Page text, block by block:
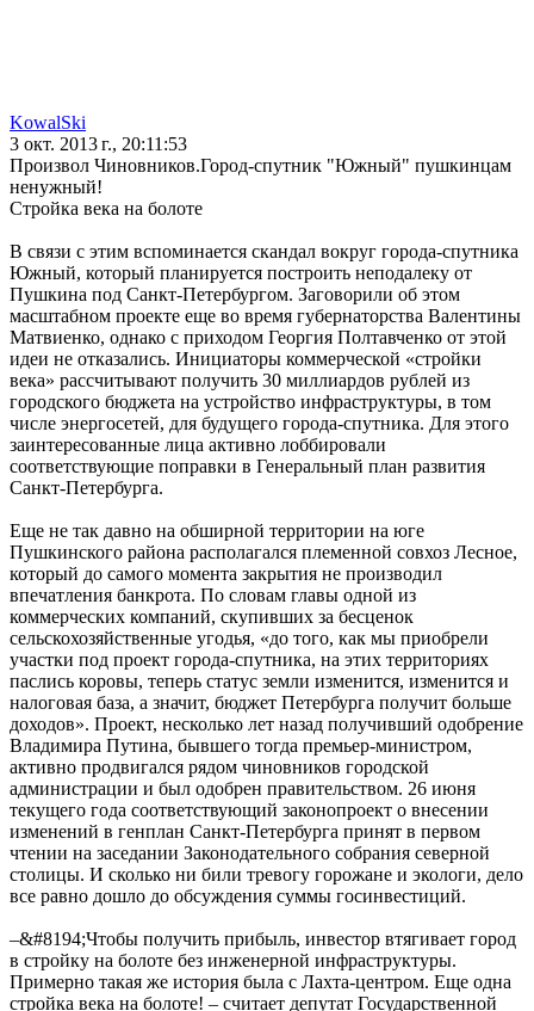
KowalSki
3 окт. 2013 г., 20:11:53
Произвол Чиновников.Город-спутник "Южный" пушкинцам
ненужный!
Стройка века на болоте
В связи с этим вспоминается скандал вокруг города-спутника
Южный, который планируется построить неподалеку от
Пушкина под Санкт-Петербургом. Заговорили об этом
масштабном проекте еще во время губернаторства Валентины
Матвиенко, однако с приходом Георгия Полтавченко от этой
идеи не отказались. Инициаторы коммерческой «стройки
века» рассчитывают получить 30 миллиардов рублей из
городского бюджета на устройство инфраструктуры, в том
числе энергосетей, для будущего города-спутника. Для этого
заинтересованные лица активно лоббировали
соответствующие поправки в Генеральный план развития
Санкт-Петербурга.
Еще не так давно на обширной территории на юге
Пушкинского района располагался племенной совхоз Лесное,
который до самого момента закрытия не производил
впечатления банкрота. По словам главы одной из
коммерческих компаний, скупивших за бесценок
сельскохозяйственные угодья, «до того, как мы приобрели
участки под проект города-спутника, на этих территориях
паслись коровы, теперь статус земли изменится, изменится и
налоговая база, а значит, бюджет Петербурга получит больше
доходов». Проект, несколько лет назад получивший одобрение
Владимира Путина, бывшего тогда премьер-министром,
активно продвигался рядом чиновников городской
администрации и был одобрен правительством. 26 июня
текущего года соответствующий законопроект о внесении
изменений в генплан Санкт-Петербурга принят в первом
чтении на заседании Законодательного собрания северной
столицы. И сколько ни били тревогу горожане и экологи, дело
все равно дошло до обсуждения суммы госинвестиций.
–&#8194;Чтобы получить прибыль, инвестор втягивает город
в стройку на болоте без инженерной инфраструктуры.
Примерно такая же история была с Лахта-центром. Еще одна
стройка века на болоте! – считает депутат Государственной